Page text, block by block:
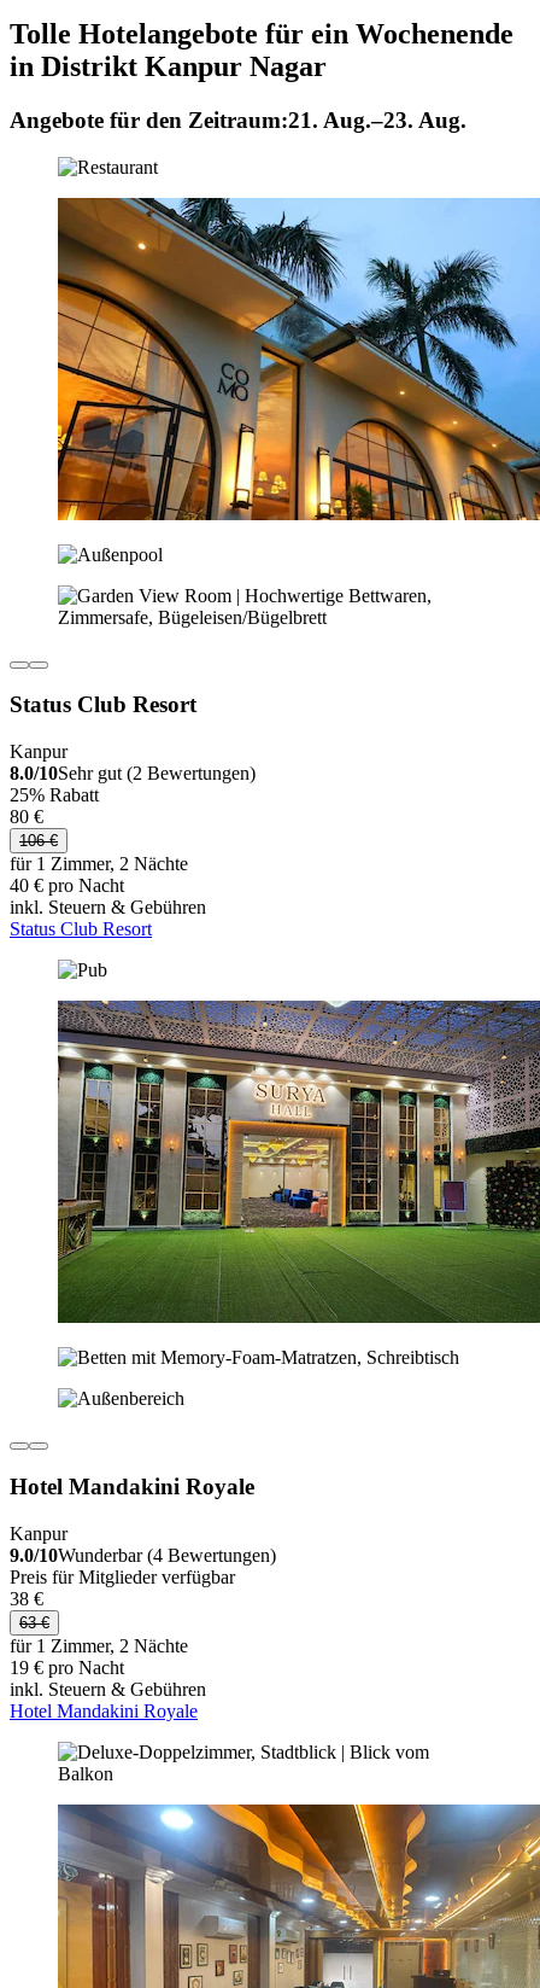
Tolle Hotelangebote für ein Wochenende
in Distrikt Kanpur Nagar
Angebote für den Zeitraum:21. Aug.–23. Aug.
Status Club Resort
Kanpur
8.0/10Sehr gut (2 Bewertungen)
25% Rabatt
80 €
106 €
für 1 Zimmer, 2 Nächte
40 € pro Nacht
inkl. Steuern & Gebühren
Status Club Resort
Hotel Mandakini Royale
Kanpur
9.0/10Wunderbar (4 Bewertungen)
Preis für Mitglieder verfügbar
38 €
63 €
für 1 Zimmer, 2 Nächte
19 € pro Nacht
inkl. Steuern & Gebühren
Hotel Mandakini Royale